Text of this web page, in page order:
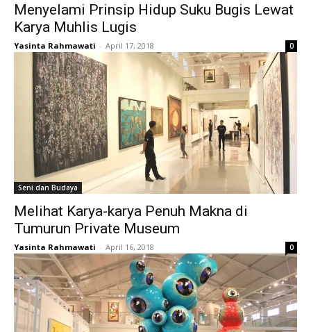
Menyelami Prinsip Hidup Suku Bugis Lewat
Karya Muhlis Lugis
Yasinta Rahmawati - April 17, 2018 0
Seni dan Budaya
Melihat Karya-karya Penuh Makna di
Tumurun Private Museum
Yasinta Rahmawati - April 16, 2018 0